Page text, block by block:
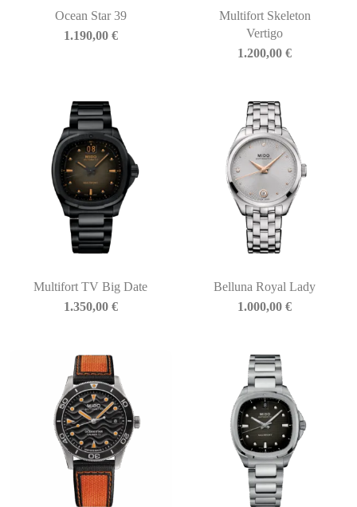
Ocean Star 39
1.190,00 €
Multifort Skeleton
Vertigo
1.200,00€
Multifort TV Big Date
1.350,00 €
Belluna Royal Lady
1.000,00€